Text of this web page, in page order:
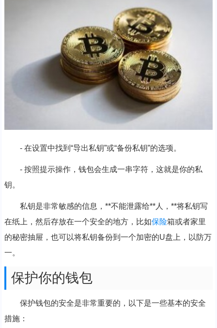
- 在设置中找到“导出私钥”或“备份私钥”的选项。
- 按照提示操作，钱包会生成一串字符，这就是你的私
钥。
私钥是非常敏感的信息，**不能泄露给**人，**将私钥写
在纸上，然后存放在一个安全的地方，比如保险箱或者家里
的秘密抽屉，也可以将私钥备份到一个加密的U盘上，以防万
一。
保护你的钱包
保护钱包的安全是非常重要的，以下是一些基本的安全
措施：